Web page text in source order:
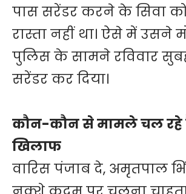
पास सरेंडर करने के सिवा
रास्ता नहीं था। ऐसे में उसने
पुलिस के सामने रविवार
सरेंडर कर दिया।
कौन-कौन से मामले चल रहे
खिलाफ
वारिस पंजाब दे, अमृतपाल